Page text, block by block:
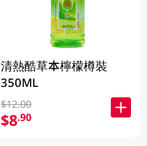
清熱酷草本檸檬樽裝
350ML
$12.00
$8.90